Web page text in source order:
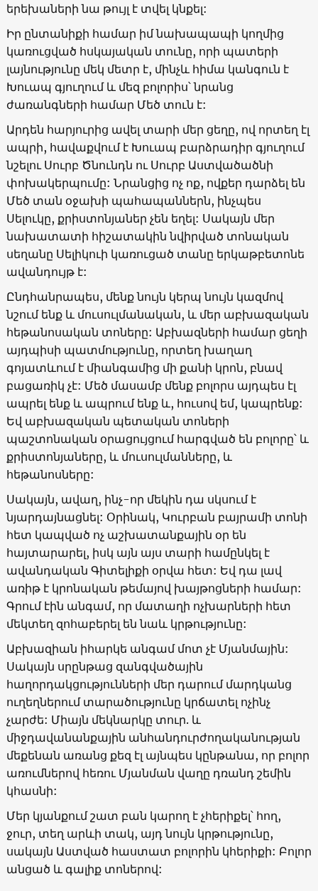
երեխաների նա թույլ է տվել կնքել:
Իր ընտանիքի համար իմ նախապապի կողմից
կառուցված հսկայական տունը, որի պատերի
լայնությունը մեկ մետր է, մինչև հիմա կանգուն է
Խուապ գյուղում և մեզ բոլորիս՝ նրանց
ժառանգների համար Մեծ տուն է:
Արդեն հարյուրից ավել տարի մեր ցեղը, ով որտեղ էլ
ապրի, հավաքվում է Խուապ բարձրադիր գյուղում
նշելու Սուրբ Ծնունդն ու Սուրբ Աստվածածնի
փոխակերպումը: Նրանցից ոչ ոք, ովքեր դարձել են
Մեծ տան օջախի պահապաններն, ինչպես
Սելուկը, քրիստոնյաներ չեն եղել: Սակայն մեր
նախատատի հիշատակին նվիրված տոնական
սեղանը Սելիկուի կառուցած տանը երկաթբետոնե
ավանդույթ է:
Ընդհանրապես, մենք նույն կերպ նույն կազմով
նշում ենք և մուսուլմանական, և մեր աբխազական
հեթանոսական տոները: Աբխազների համար ցեղի
այդպիսի պատմությունը, որտեղ խաղաղ
գոյատևում է միանգամից մի քանի կրոն, բնավ
բացառիկ չէ: Մեծ մասամբ մենք բոլորս այդպես էլ
ապրել ենք և ապրում ենք և, հուսով եմ, կապրենք:
Եվ աբխազական պետական տոների
պաշտոնական օրացույցում հարգված են բոլորը՝ և
քրիստոնյաները, և մուսուլմանները, և
հեթանոսները:
Սակայն, ավաղ, ինչ-որ մեկին դա սկսում է
նյարդայնացնել: Օրինակ, Կուրբան բայրամի տոնի
հետ կապված ոչ աշխատանքային օր են
հայտարարել, իսկ այն այս տարի համընկել է
ավանդական Գիտելիքի օրվա հետ: Եվ դա լավ
առիթ է կրոնական թեմայով խայթոցների համար:
Գրում էին անգամ, որ մատաղի ոչխարների հետ
մեկտեղ զոհաբերել են նաև կրթությունը:
Աբխազիան իհարկե անգամ մոտ չէ Մյանմային:
Սակայն սրընթաց զանգվածային
հաղորդակցությունների մեր դարում մարդկանց
ուղեղներում տարածությունը կրճատել ոչինչ
չարժե: Միայն մեկնարկը տուր. և
միջդավանանքային անհանդուրժողականության
մեքենան առանց քեզ էլ այնպես կընթանա, որ բոլոր
առումներով հեռու Մյանման վաղը դռանդ շեմին
կհասնի:
Մեր կյանքում շատ բան կարող է չհերիքել՝ հող,
ջուր, տեղ արևի տակ, այդ նույն կրթությունը,
սակայն Աստված հաստատ բոլորին կհերիքի: Բոլոր
անցած և գալիք տոներով: